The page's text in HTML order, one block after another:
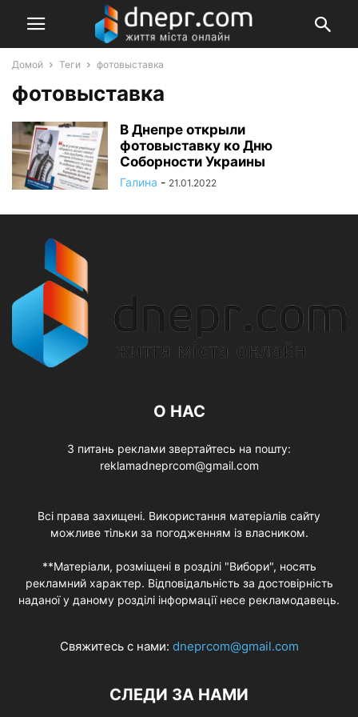
Домой Теги фотовыставка
фотовыставка
В Днепре открыли
фотовыставку ко Дню
Соборности Украины
Галина - 21.01.2022
О НАС
З питань реклами звертайтесь на пошту:
reklamadneprcom@gmail.com
Всі права захищені. Використання матеріалів сайту
можливе тільки за погодженням із власником.
**Матеріали, розміщені в розділі "Вибори", носять
рекламний характер. Відповідальність за достовірність
наданої у даному розділі інформації несе рекламодавець.
Свяжитесь с нами: dneprcom@gmail.com
СЛЕДИ ЗА НАМИ